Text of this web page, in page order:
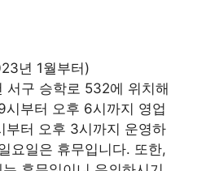
년 1월부터)
서구 승학로 532에 위치해
부터 오후 6시까지 영업
부터 오후 3시까지 운영하
요일은 휴무입니다. 또한,